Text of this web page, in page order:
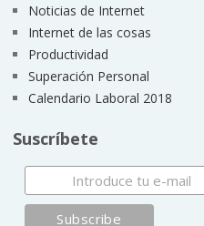
Noticias de Internet
Internet de las cosas
Productividad
Superación Personal
Calendario Laboral 2018
Suscríbete